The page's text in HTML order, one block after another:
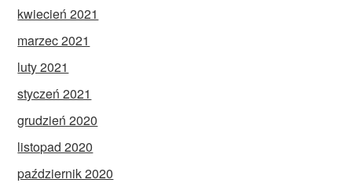
kwiecień 2021
marzec 2021
luty 2021
styczeń 2021
grudzień 2020
listopad 2020
październik 2020